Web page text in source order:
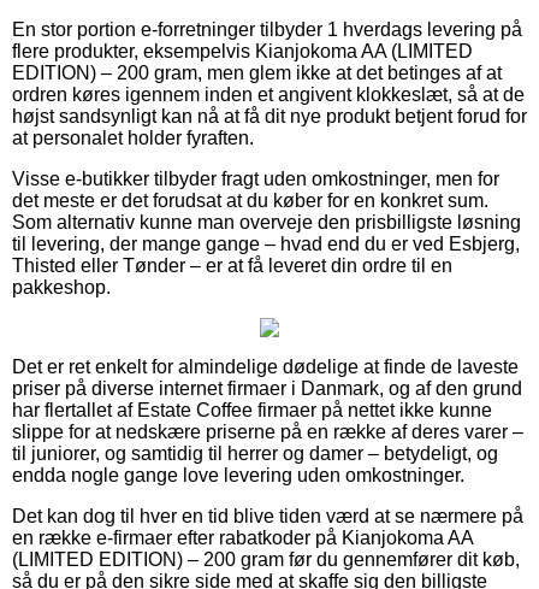
En stor portion e-forretninger tilbyder 1 hverdags levering på
flere produkter, eksempelvis Kianjokoma AA (LIMITED
EDITION) – 200 gram, men glem ikke at det betinges af at
ordren køres igennem inden et angivent klokkeslæt, så at de
højst sandsynligt kan nå at få dit nye produkt betjent forud for
at personalet holder fyraften.
Visse e-butikker tilbyder fragt uden omkostninger, men for
det meste er det forudsat at du køber for en konkret sum.
Som alternativ kunne man overveje den prisbilligste løsning
til levering, der mange gange – hvad end du er ved Esbjerg,
Thisted eller Tønder – er at få leveret din ordre til en
pakkeshop.
Det er ret enkelt for almindelige dødelige at finde de laveste
priser på diverse internet firmaer i Danmark, og af den grund
har flertallet af Estate Coffee firmaer på nettet ikke kunne
slippe for at nedskære priserne på en række af deres varer –
til juniorer, og samtidig til herrer og damer – betydeligt, og
endda nogle gange love levering uden omkostninger.
Det kan dog til hver en tid blive tiden værd at se nærmere på
en række e-firmaer efter rabatkoder på Kianjokoma AA
(LIMITED EDITION) – 200 gram før du gennemfører dit køb,
så du er på den sikre side med at skaffe sig den billigste